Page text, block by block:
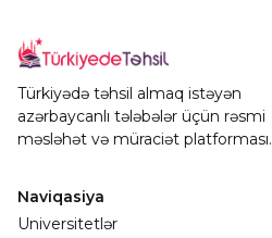
Türkiyədə təhsil almaq istəyən
azərbaycanlı tələbələr üçün rəsmi
məsləhət və müraciət platforması.
Naviqasiya
Universitetlər